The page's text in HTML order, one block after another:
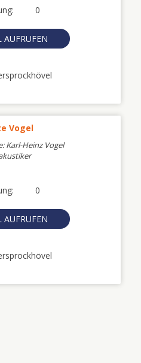
0
AUFRUFEN
Vogel
Karl-Heinz Vogel
0
AUFRUFEN